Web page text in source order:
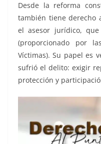
Desde la reforma
también tiene derecho
el asesor jurídico,
(proporcionado por
Víctimas). Su papel es
sufrió el delito: exigir
protección y